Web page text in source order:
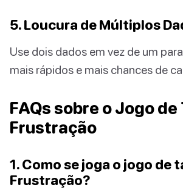
5. Loucura de Múltiplos
Use dois dados em vez de um
mais rápidos e mais chances de
FAQs sobre o Jogo
Frustração
1. Como se joga o jogo de
Frustração?